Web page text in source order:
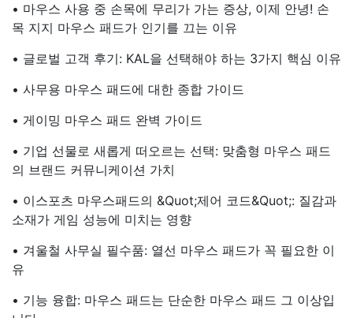
• 마우스 사용 중 손목에 무리가 가는 증상, 이제 안녕! 손
목 지지 마우스 패드가 인기를 끄는 이유
• 글로벌 고객 후기: KAL을 선택해야 하는 3가지 핵심 이유
• 사무용 마우스 패드에 대한 종합 가이드
• 게이밍 마우스 패드 완벽 가이드
• 기업 선물로 새롭게 떠오르는 선택: 맞춤형 마우스 패드
의 브랜드 커뮤니케이션 가치
• 이스포츠 마우스패드의 &quot;제어 코드&quot;: 질감과
소재가 게임 성능에 미치는 영향
• 겨울철 사무실 필수품: 열선 마우스 패드가 꼭 필요한 이
유
• 기능 융합: 마우스 패드는 단순한 마우스 패드 그 이상입